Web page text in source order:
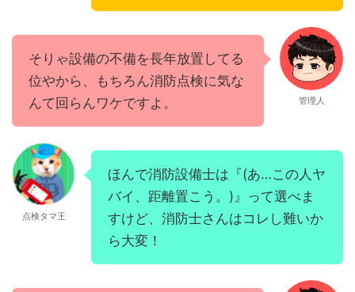
そりゃ設備の不備を長年放置してる
位やから、もちろん消防点検に気な
んて回らんワケですよ。
管理人
点検タマ王
ほんで消防設備士は『(あ…この人ヤ
バイ、距離置こう。)』って選べま
すけど、消防士さんはコレし難いか
ら大変！